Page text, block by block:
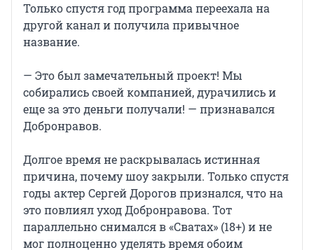
Только спустя год программа переехала на
другой канал и получила привычное
название.
— Это был замечательный проект! Мы
собирались своей компанией, дурачились и
еще за это деньги получали! — признавался
Добронравов.
Долгое время не раскрывалась истинная
причина, почему шоу закрыли. Только спустя
годы актер Сергей Дорогов признался, что на
это повлиял уход Добронравова. Тот
параллельно снимался в «Сватах» (18+) и не
мог полноценно уделять время обоим